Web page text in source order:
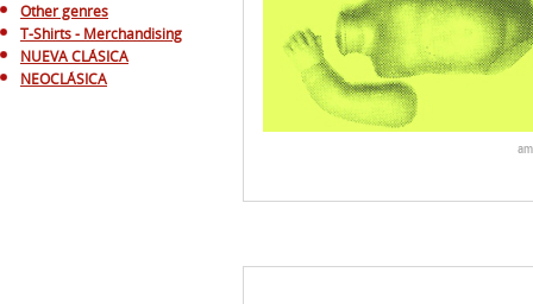
Other genres
T-Shirts - Merchandising
NUEVA CLÁSICA
NEOCLÁSICA